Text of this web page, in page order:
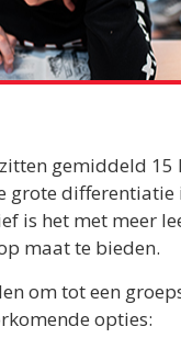
gemiddeld 15
grote differentiatie
is het met meer
maat te bieden.
om tot een
opties: